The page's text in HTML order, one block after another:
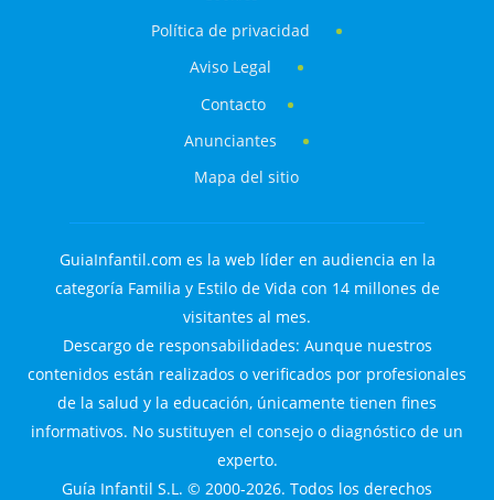
Política de privacidad
Aviso Legal
Contacto
Anunciantes
Mapa del sitio
GuiaInfantil.com es la web líder en audiencia en la
categoría Familia y Estilo de Vida con 14 millones de
visitantes al mes.
Descargo de responsabilidades: Aunque nuestros
contenidos están realizados o verificados por profesionales
de la salud y la educación, únicamente tienen fines
informativos. No sustituyen el consejo o diagnóstico de un
experto.
Guía Infantil S.L. © 2000-2026. Todos los derechos